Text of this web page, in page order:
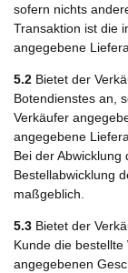
sofern nichts
Transaktion ist die
angegebene
5.2 Bietet der
Botendienstes an,
Verkäufer
angegebene
Bei der
Bestellabwicklung
maßgeblich.
5.3 Bietet der
Kunde die
angegebenen